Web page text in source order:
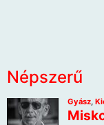
Népszerű